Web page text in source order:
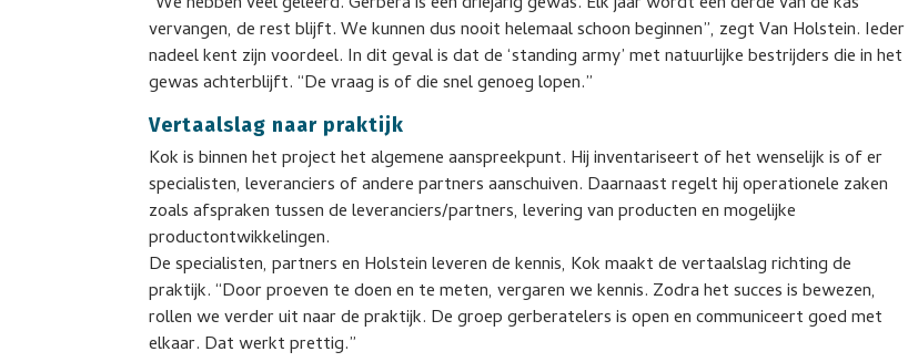
vervangen, de rest blijft. We kunnen dus nooit helemaal schoon beginnen”, zegt Van Holstein. Ieder
nadeel kent zijn voordeel. In dit geval is dat de ‘standing army’ met natuurlijke bestrijders die in het
gewas achterblijft. “De vraag is of die snel genoeg lopen.”
Vertaalslag naar praktijk
Kok is binnen het project het algemene aanspreekpunt. Hij inventariseert of het wenselijk is of er
specialisten, leveranciers of andere partners aanschuiven. Daarnaast regelt hij operationele zaken
zoals afspraken tussen de leveranciers/partners, levering van producten en mogelijke
productontwikkelingen.
De specialisten, partners en Holstein leveren de kennis, Kok maakt de vertaalslag richting de
praktijk. “Door proeven te doen en te meten, vergaren we kennis. Zodra het succes is bewezen,
rollen we verder uit naar de praktijk. De groep gerberatelers is open en communiceert goed met
elkaar. Dat werkt prettig.”